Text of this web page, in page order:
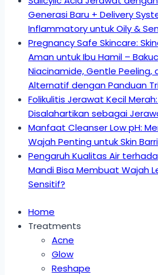
Generasi Baru + Delivery
Inflammatory untuk Oily &
Pregnancy Safe Skincare:
Aman untuk Ibu Hamil –
Niacinamide, Gentle Peeling,
Alternatif dengan Panduan
Folikulitis Jerawat Kecil
Disalahartikan sebagai
Manfaat Cleanser Low pH:
Wajah Penting untuk Skin
Pengaruh Kualitas Air
Mandi Bisa Membuat Wajah
Sensitif?
Home
Treatments
Acne
Glow
Reshape